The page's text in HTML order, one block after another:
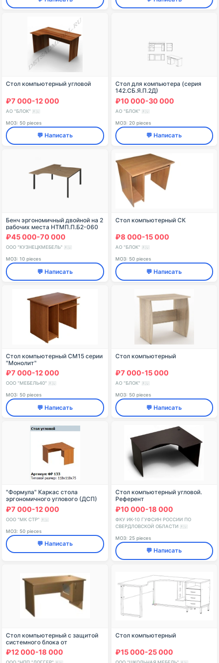
Стол компьютерный угловой
₽7 000-12 000
АО "БЛОК" 🇷🇺
МОЗ: 50 pieces
💬 Написать
Стол для компьютера (серия
142.СБ.Я.П.2Д)
₽10 000-30 000
АО "БЛОК" 🇷🇺
МОЗ: 20 pieces
💬 Написать
Бенч эргономичный двойной на 2
рабочих места НТМП.П.Б2-060
₽45 000-70 000
ООО "КУЗНЕЦКМЕБЕЛЬ" 🇷🇺
МОЗ: 10 pieces
💬 Написать
Стол компьютерный СК
₽8 000-15 000
АО "БЛОК" 🇷🇺
МОЗ: 50 pieces
💬 Написать
Стол компьютерный СМ15 серии
"Монолит"
₽7 000-12 000
ООО "МЕБЕЛЬ40" 🇷🇺
МОЗ: 50 pieces
💬 Написать
Стол компьютерный
₽7 000-15 000
АО "БЛОК" 🇷🇺
МОЗ: 50 pieces
💬 Написать
"Формула" Каркас стола
эргономичного углового (ДСП)
артикул ФР 427
₽7 000-12 000
ООО "МК СТР" 🇷🇺
МОЗ: 50 pieces
💬 Написать
Стол компьютерный угловой.
Референт
₽10 000-18 000
ФКУ ИК-10 ГУФСИН РОССИИ ПО
СВЕРДЛОВСКОЙ ОБЛАСТИ 🇷🇺
МОЗ: 25 pieces
💬 Написать
Стол компьютерный с защитой
системного блока от
несанкционированного доступа
1200х680х750 мм
₽12 000-18 000
Стол компьютерный
₽15 000-25 000